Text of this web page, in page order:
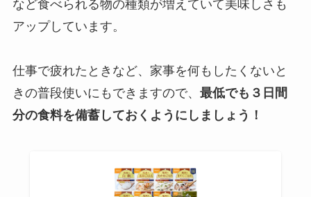
など食べられる物の種類が増えていて美味しさも
アップしています。
仕事で疲れたときなど、家事を何もしたくないと
きの普段使いにもできますので、 最低でも３日間
分の食料を備蓄しておくようにしましょう！